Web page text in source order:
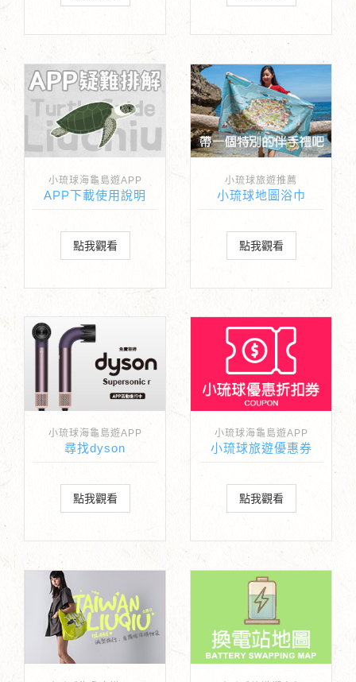
小琉球海龜島遊APP
APP下載使用說明
點我觀看
小琉球旅遊推薦
小琉球地圖浴巾
點我觀看
小琉球海龜島遊APP
尋找dyson
點我觀看
小琉球海龜島遊APP
小琉球旅遊優惠券
點我觀看